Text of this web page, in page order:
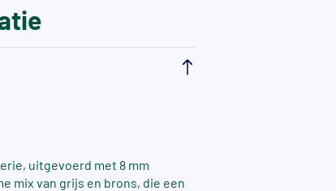
uitgevoerd met 8 mm
mix van grijs en brons, die een